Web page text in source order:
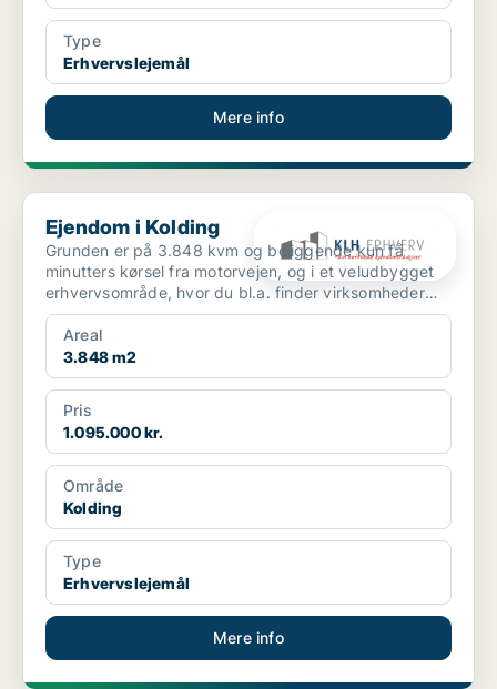
Type
Erhvervslejemål
Mere info
Ejendom i Kolding
Ejendom i Kolding
Grunden er på 3.848 kvm og beliggende kun få
minutters kørsel fra motorvejen, og i et veludbygget
erhvervsområde, hvor du bl.a. finder virksomheder
som David...
Areal
3.848 m2
Pris
1.095.000 kr.
Område
Kolding
Type
Erhvervslejemål
Mere info